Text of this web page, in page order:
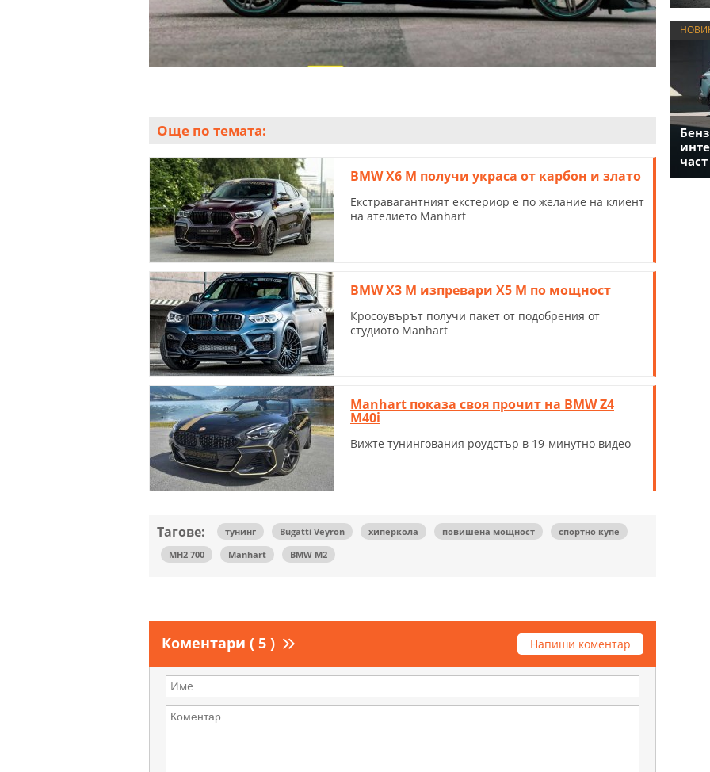
Още по темата:
BMW X6 M получи украса от карбон и злато
Екстравагантният екстериор е по желание на клиент
на ателието Manhart
BMW X3 M изпревари X5 M по мощност
Кросоувърът получи пакет от подобрения от
студиото Manhart
Manhart показа своя прочит на BMW Z4
M40i
Вижте тунингования роудстър в 19-минутно видео
Тагове: тунинг Bugatti Veyron хиперкола повишена мощност
спортно купе
MH2 700
Manhart BMW M2
Коментари ( 5 ) Напиши коментар
част